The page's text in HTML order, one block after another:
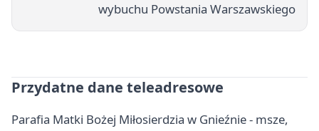
wybuchu Powstania Warszawskiego
Przydatne dane teleadresowe
Parafia Matki Bożej Miłosierdzia w Gnieźnie - msze,